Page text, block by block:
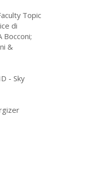
Topic
di
Bocconi;
&
- Sky